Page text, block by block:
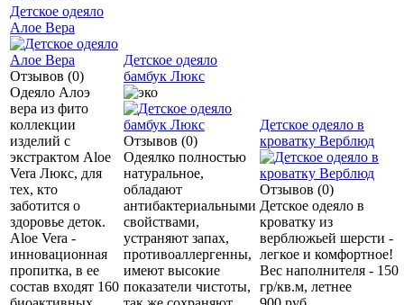
Детское одеяло
Алое Вера
Отзывов (0)
Одеяло Алоэ
вера из фито
коллекции
изделий с
экстрактом Aloe
Vera Люкс, для
тех, кто
заботится о
здоровье деток.
Aloe Vera -
инновационная
пропитка, в ее
состав входят 160
Детское одеяло
бамбук Люкс
Отзывов (0)
Одеялко полностью
натуральное,
обладают
антибактериальными
свойствами,
устраняют запах,
противоаллергенны,
имеют высокие
показатели чистоты,
Детское одеяло в
кроватку Верблюд
Отзывов (0)
Детское одеяло в
кроватку из
верблюжьей шерсти -
легкое и комфортное!
Вес наполнителя - 150
гр/кв.м, летнее